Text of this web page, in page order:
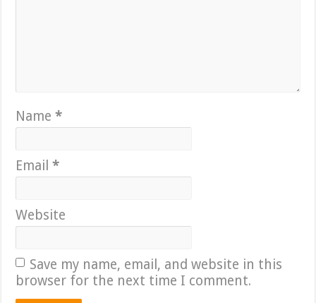
Name*
Email*
Website
Save my name, email, and website in this
browser for the next time I comment.